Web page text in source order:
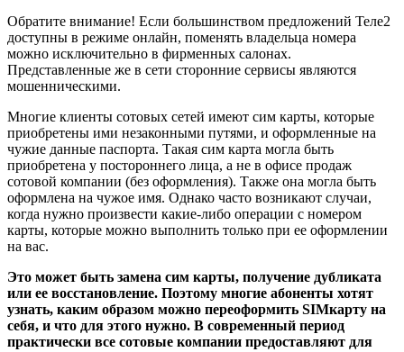
Обратите внимание! Если большинством предложений Теле2
доступны в режиме онлайн, поменять владельца номера
можно исключительно в фирменных салонах.
Представленные же в сети сторонние сервисы являются
мошенническими.
Многие клиенты сотовых сетей имеют сим карты, которые
приобретены ими незаконными путями, и оформленные на
чужие данные паспорта. Такая сим карта могла быть
приобретена у постороннего лица, а не в офисе продаж
сотовой компании (без оформления). Также она могла быть
оформлена на чужое имя. Однако часто возникают случаи,
когда нужно произвести какие-либо операции с номером
карты, которые можно выполнить только при ее оформлении
на вас.
Это может быть замена сим карты, получение дубликата
или ее восстановление. Поэтому многие абоненты хотят
узнать, каким образом можно переоформить SIMкарту на
себя, и что для этого нужно. В современный период
практически все сотовые компании предоставляют для